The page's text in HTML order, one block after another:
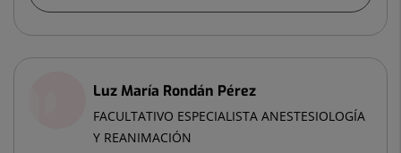
Luz María Rondán Pérez
FACULTATIVO ESPECIALISTA ANESTESIOLOGÍA
Y REANIMACIÓN